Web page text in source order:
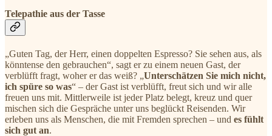
Telepathie aus der Tasse
„Guten Tag, der Herr, einen doppelten Espresso? Sie sehen aus, als
könntense den gebrauchen“, sagt er zu einem neuen Gast, der
verblüfft fragt, woher er das weiß? „Unterschätzen Sie mich nicht,
ich spüre so was“ – der Gast ist verblüfft, freut sich und wir alle
freuen uns mit. Mittlerweile ist jeder Platz belegt, kreuz und quer
mischen sich die Gespräche unter uns beglückt Reisenden. Wir
erleben uns als Menschen, die mit Fremden sprechen – und es fühlt
sich gut an.